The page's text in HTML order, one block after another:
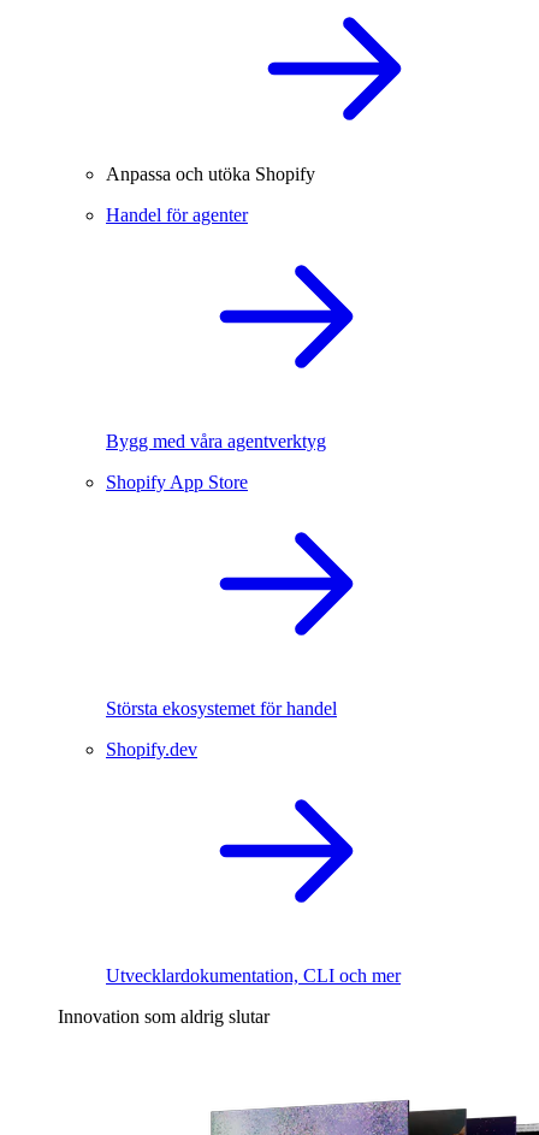
Anpassa och utöka Shopify
Handel för agenter
Bygg med våra agentverktyg
Shopify App Store
Största ekosystemet för handel
Shopify.dev
Utvecklardokumentation, CLI och mer
Innovation som aldrig slutar